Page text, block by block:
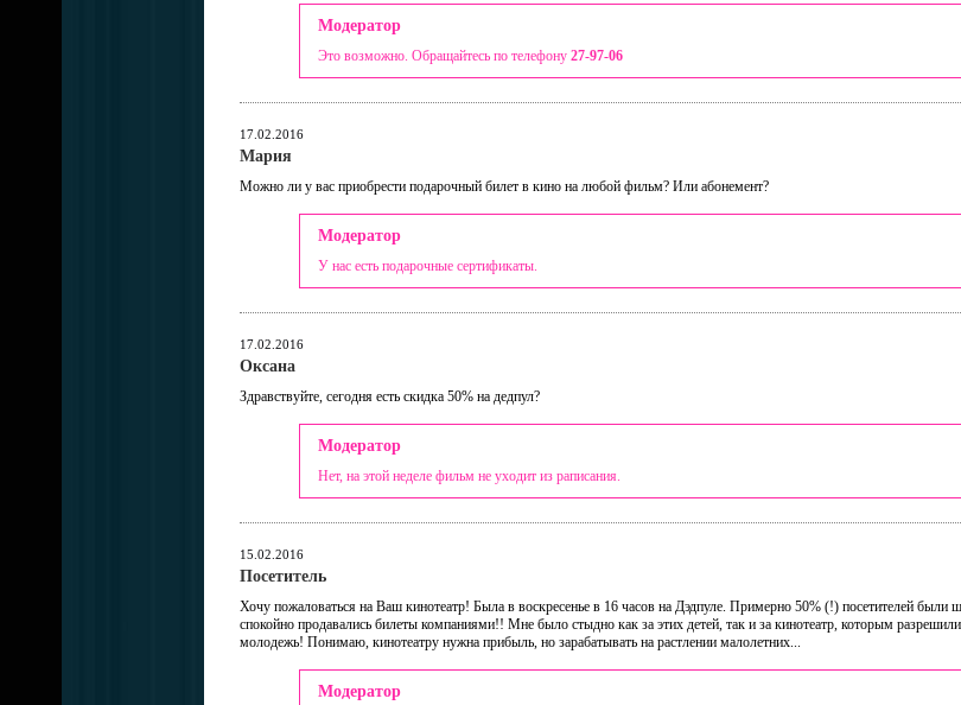
Модератор
Это возможно. Обращайтесь по телефону 27-97-06
17.02.2016
Мария
Можно ли у вас приобрести подарочный билет в кино на любой фильм? Или абонемент?
Модератор
У нас есть подарочные сертификаты.
17.02.2016
Оксана
Здравствуйте, сегодня есть скидка 50% на дедпул?
Модератор
Нет, на этой неделе фильм не уходит из раписания.
15.02.2016
Посетитель
Хочу пожаловаться на Ваш кинотеатр! Была в воскресенье в 16 часов на Дэдпуле. Примерно 50% (!) посетителей
спокойно продавались билеты компаниями!! Мне было стыдно как за этих детей, так и за кинотеатр, которым
молодежь! Понимаю, кинотеатру нужна прибыль, но зарабатывать на растлении малолетних...
Модератор